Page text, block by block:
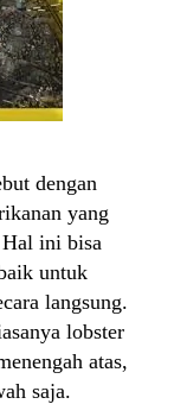
dengan
yang
ini bisa
untuk
langsung.
lobster
atas,
saja.